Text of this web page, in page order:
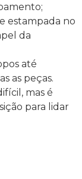
estampada no
da
até
as peças.
mas é
para lidar